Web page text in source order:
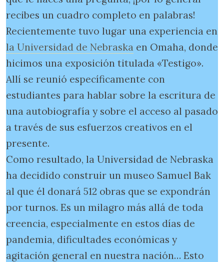
recibes un cuadro completo en palabras!
Recientemente tuvo lugar una experiencia en
la Universidad de Nebraska en Omaha, donde
hicimos una exposición titulada «Testigo».
Allí se reunió específicamente con
estudiantes para hablar sobre la escritura de
una autobiografía y sobre el acceso al pasado
a través de sus esfuerzos creativos en el
presente.
Como resultado, la Universidad de Nebraska
ha decidido construir un museo Samuel Bak
al que él donará 512 obras que se expondrán
por turnos. Es un milagro más allá de toda
creencia, especialmente en estos días de
pandemia, dificultades económicas y
agitación general en nuestra nación… Esto